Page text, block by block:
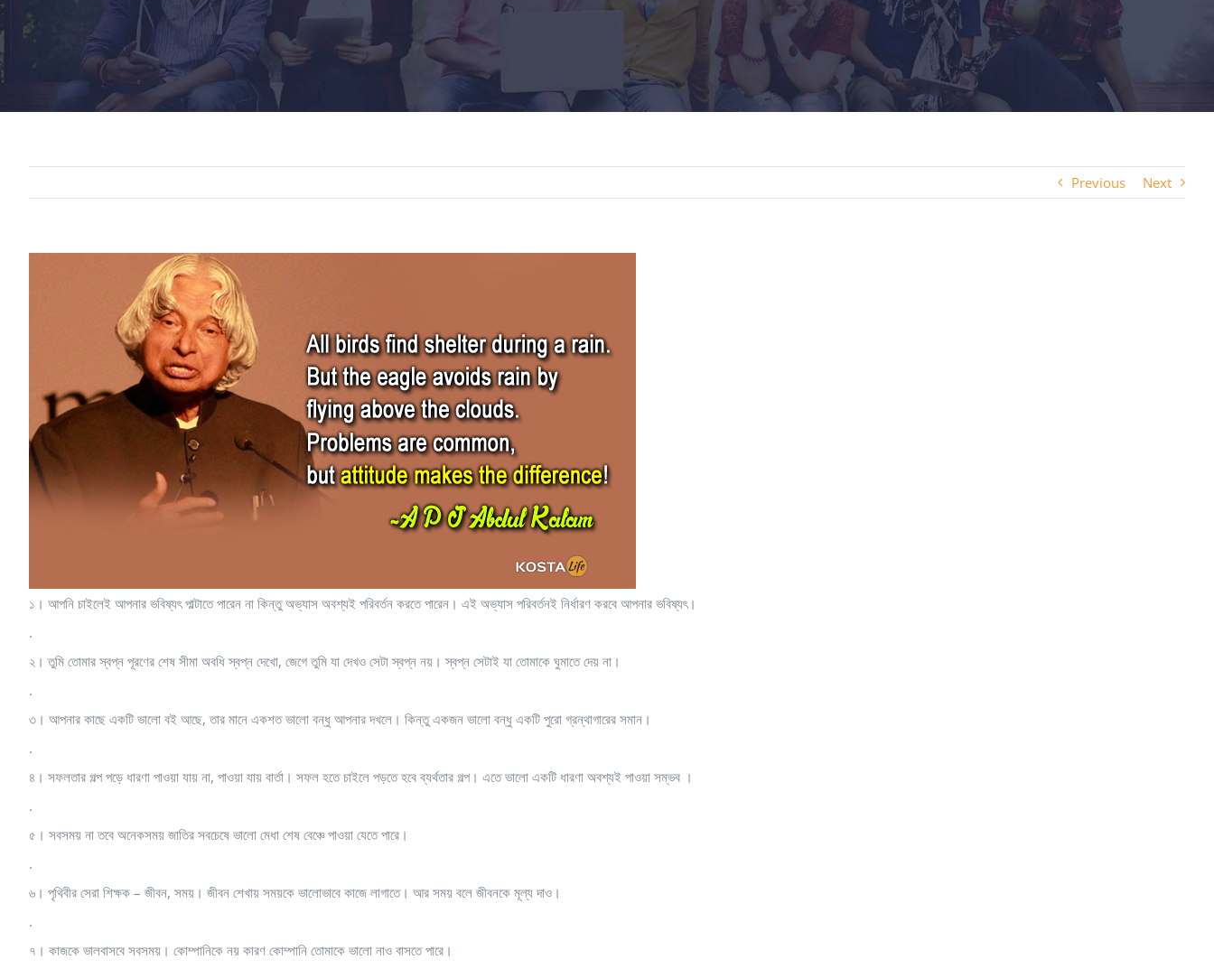
Previous Next
১। আপনি চাইলেই আপনার ভবিষ্যৎ পাল্টাতে পারেন না কিন্তু অভ্যাস অবশ্যই পরিবর্তন করতে পারেন। এই অভ্যাস পরিবর্তনই নির্ধারণ করবে আপনার ভবিষ্যৎ।
.
২। তুমি তোমার স্বপ্ন পূরণের শেষ সীমা অবধি স্বপ্ন দেখো, জেগে তুমি যা দেখও সেটা স্বপ্ন নয়। স্বপ্ন সেটাই যা তোমাকে ঘুমাতে দেয় না।
.
৩। আপনার কাছে একটি ভালো বই আছে, তার মানে একশত ভালো বন্ধু আপনার দখলে। কিন্তু একজন ভালো বন্ধু একটি পুরো গ্রন্থাগারের সমান।
.
৪। সফলতার গল্প পড়ে ধারণা পাওয়া যায় না, পাওয়া যায় বার্তা। সফল হতে চাইলে পড়তে হবে ব্যর্থতার গল্প। এতে ভালো একটি ধারণা অবশ্যই পাওয়া সম্ভব ।
.
৫। সবসময় না তবে অনেকসময় জাতির সবচেষে ভালো মেধা শেষ বেঞ্চে পাওয়া যেতে পারে।
.
৬। পৃথিবীর সেরা শিক্ষক – জীবন, সময়। জীবন শেখায় সময়কে ভালোভাবে কাজে লাগাতে। আর সময় বলে জীবনকে মূল্য দাও।
.
৭। কাজকে ভালবাসবে সবসময়। কোম্পানিকে নয় কারণ কোম্পানি তোমাকে ভালো নাও বাসতে পারে।